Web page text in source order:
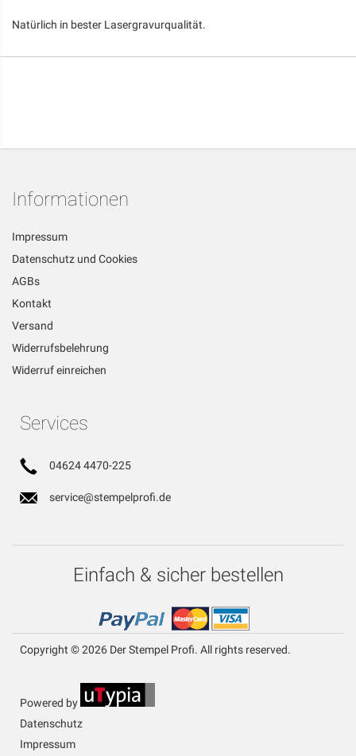
Natürlich in bester Lasergravurqualität.
Informationen
Impressum
Datenschutz und Cookies
AGBs
Kontakt
Versand
Widerrufsbelehrung
Widerruf einreichen
Services
04624 4470-225
service@stempelprofi.de
Einfach & sicher bestellen
Copyright © 2026 Der Stempel Profi. All rights reserved.
Powered by
Datenschutz
Impressum